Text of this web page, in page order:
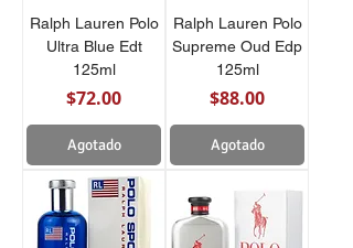
Ralph Lauren Polo
Ultra Blue Edt
125ml
Precio
$72.00
Agotado
Ralph Lauren Polo
Supreme Oud Edp
125ml
Precio
$88.00
Agotado